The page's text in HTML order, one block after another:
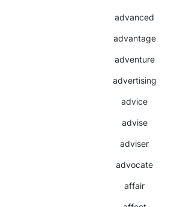
advanced
advantage
adventure
advertising
advice
advise
adviser
advocate
affair